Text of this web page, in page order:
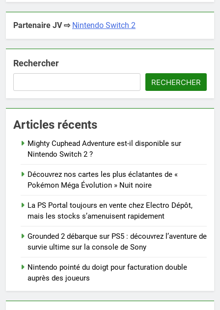
Partenaire JV ⇨ Nintendo Switch 2
Rechercher
RECHERCHER
Articles récents
Mighty Cuphead Adventure est-il disponible sur
Nintendo Switch 2 ?
Découvrez nos cartes les plus éclatantes de «
Pokémon Méga Évolution » Nuit noire
La PS Portal toujours en vente chez Electro Dépôt,
mais les stocks s’amenuisent rapidement
Grounded 2 débarque sur PS5 : découvrez l’aventure de
survie ultime sur la console de Sony
Nintendo pointé du doigt pour facturation double
auprès des joueurs